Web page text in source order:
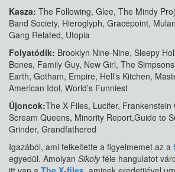
Kasza: The Following, Glee, The Mindy
Band Society, Hieroglyph, Gracepoint,
Gang Related, Utopia
Folyatódik: Brooklyn Nine-Nine, Sleepy
Bones, Family Guy, New Girl, The
Earth, Gotham, Empire, Hell’s Kitchen,
American Idol, World’s Funniest
Újoncok:The X-Files, Lucifer, Frankenstein
Scream Queens, Minority Report,Guide to
Grinder, Grandfathered
Igazából, ami felkeltette a figyelmemet az a
egyedül. Amolyan Sikolyféle hangulatot